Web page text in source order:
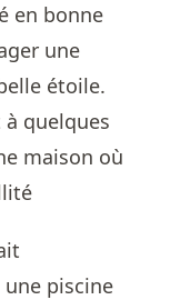
en bonne
une
étoile.
piscine